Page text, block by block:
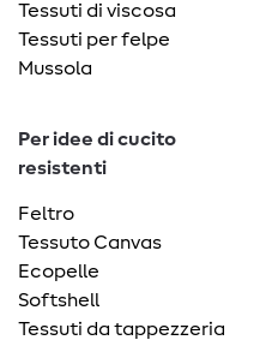
Tessuti di viscosa
Tessuti per felpe
Mussola
Per idee di cucito
resistenti
Feltro
Tessuto Canvas
Ecopelle
Softshell
Tessuti da tappezzeria